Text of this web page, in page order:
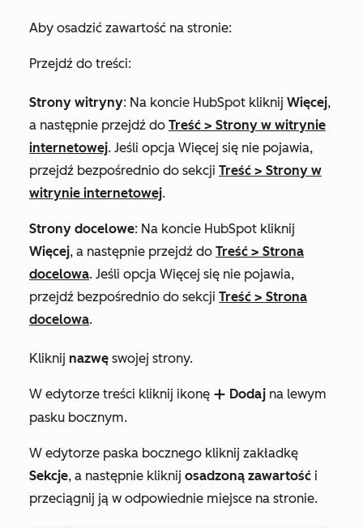
Aby osadzić zawartość na stronie:
Przejdź do treści:
Strony witryny: Na koncie HubSpot kliknij Więcej,
a następnie przejdź do Treść > Strony w witrynie
internetowej. Jeśli opcja Więcej się nie pojawia,
przejdź bezpośrednio do sekcji Treść > Strony w
witrynie internetowej.
Strony docelowe: Na koncie HubSpot kliknij
Więcej, a następnie przejdź do Treść > Strona
docelowa. Jeśli opcja Więcej się nie pojawia,
przejdź bezpośrednio do sekcji Treść > Strona
docelowa.
Kliknij nazwę swojej strony.
W edytorze treści kliknij ikonę add Dodaj na lewym
pasku bocznym.
W edytorze paska bocznego kliknij zakładkę
Sekcje, a następnie kliknij osadzoną zawartość i
przeciągnij ją w odpowiednie miejsce na stronie.